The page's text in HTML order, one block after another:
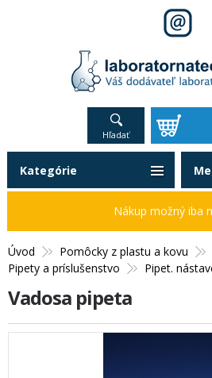
Hľadať
Úvod Pomôcky z plastu a kovu
Pipety a príslušenstvo
Pipet.
Vadosa pipeta
Kategórie
Nákup možný iba